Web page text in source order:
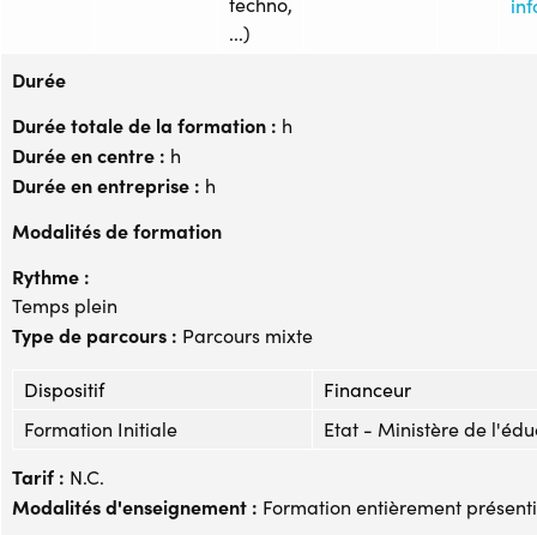
...)
Durée
Durée totale de la formation : h
Durée en centre : h
Durée en entreprise : h
Modalités de formation
Rythme :
Temps plein
Type de parcours : Parcours mixte
Dispositif
Financeur
Formation Initiale
Etat - Ministère de
Tarif : N.C.
Modalités d'enseignement : Formation entièrement